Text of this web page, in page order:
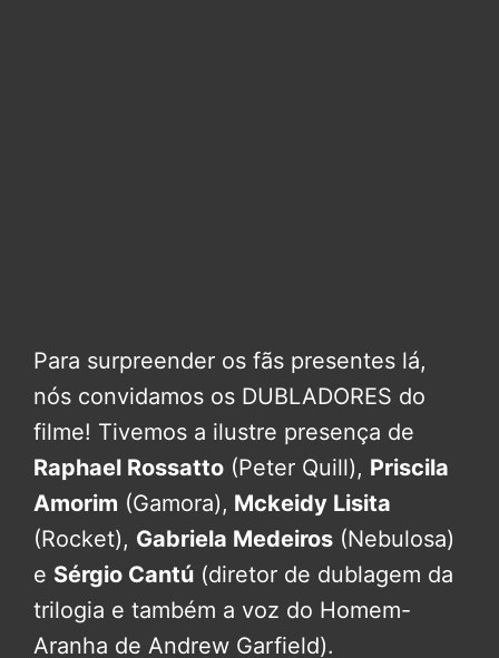
Para surpreender os fãs presentes lá,
nós convidamos os DUBLADORES do
filme! Tivemos a ilustre presença de
Raphael Rossatto (Peter Quill), Priscila
Amorim (Gamora), Mckeidy Lisita
(Rocket), Gabriela Medeiros (Nebulosa)
e Sérgio Cantú (diretor de dublagem da
trilogia e também a voz do Homem-
Aranha de Andrew Garfield).